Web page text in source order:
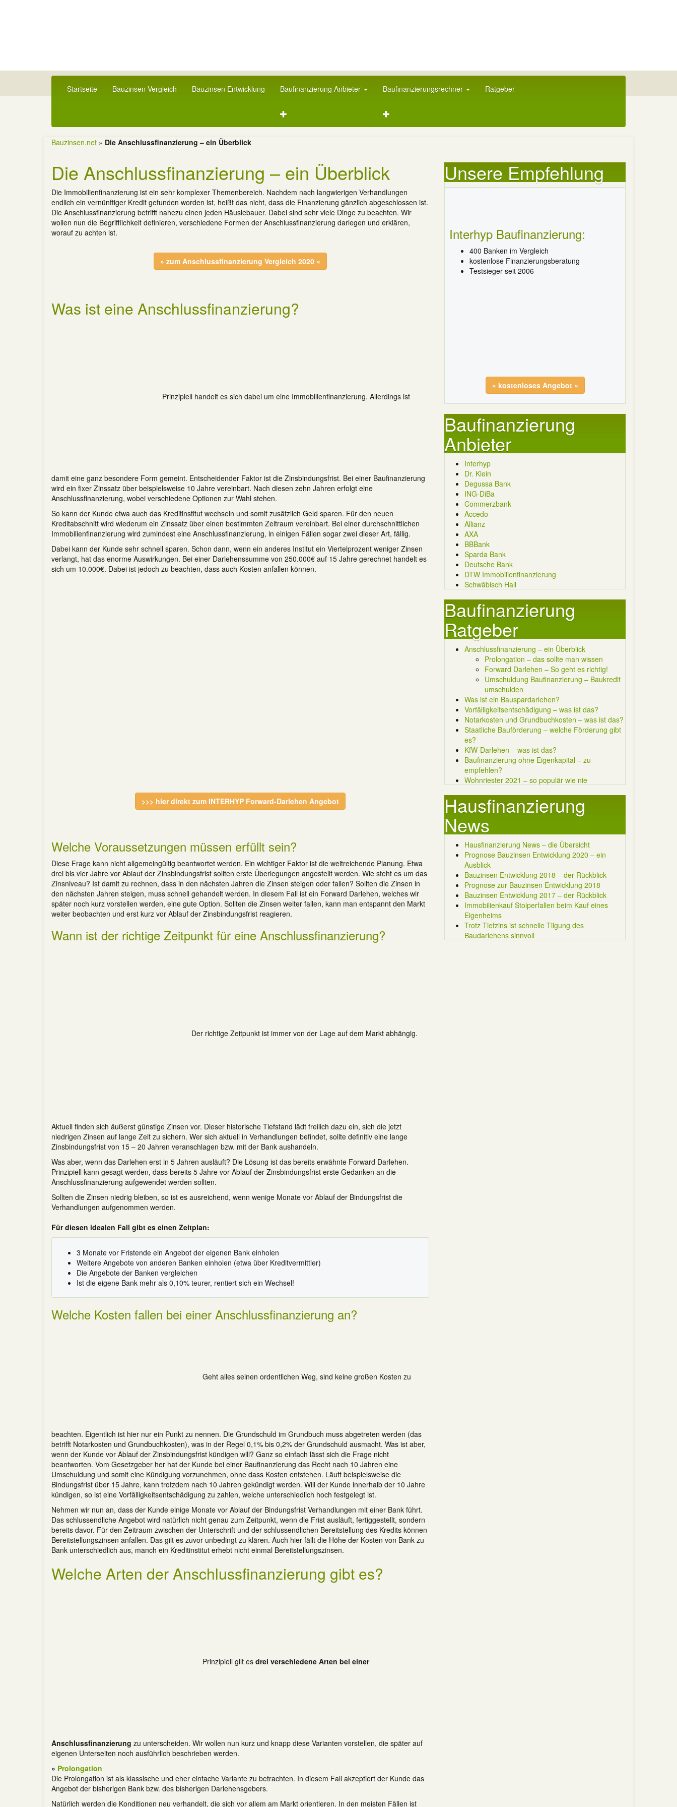
Startseite Bauzinsen Vergleich Bauzinsen Entwicklung Baufinanzierung Anbieter Baufinanzierungsrechner Ratgeber
Bauzinsen.net » Die Anschlussfinanzierung – ein Überblick
Die Anschlussfinanzierung – ein Überblick
Die Immobilienfinanzierung ist ein sehr komplexer Themenbereich. Nachdem nach langwierigen Verhandlungen
endlich ein vernünftiger Kredit gefunden worden ist, heißt das nicht, dass die Finanzierung gänzlich abgeschlossen ist.
Die Anschlussfinanzierung betrifft nahezu einen jeden Häuslebauer. Dabei sind sehr viele Dinge zu beachten. Wir
wollen nun die Begrifflichkeit definieren, verschiedene Formen der Anschlussfinanzierung darlegen und erklären,
worauf zu achten ist.
» zum Anschlussfinanzierung Vergleich 2020 «
Was ist eine Anschlussfinanzierung?
Prinzipiell handelt es sich dabei um eine Immobilienfinanzierung. Allerdings ist
damit eine ganz besondere Form gemeint. Entscheidender Faktor ist die Zinsbindungsfrist. Bei einer Baufinanzierung
wird ein fixer Zinssatz über beispielsweise 10 Jahre vereinbart. Nach diesen zehn Jahren erfolgt eine
Anschlussfinanzierung, wobei verschiedene Optionen zur Wahl stehen.
So kann der Kunde etwa auch das Kreditinstitut wechseln und somit zusätzlich Geld sparen. Für den neuen
Kreditabschnitt wird wiederum ein Zinssatz über einen bestimmten Zeitraum vereinbart. Bei einer durchschnittlichen
Immobilienfinanzierung wird zumindest eine Anschlussfinanzierung, in einigen Fällen sogar zwei dieser Art, fällig.
Dabei kann der Kunde sehr schnell sparen. Schon dann, wenn ein anderes Institut ein Viertelprozent weniger Zinsen
verlangt, hat das enorme Auswirkungen. Bei einer Darlehenssumme von 250.000€ auf 15 Jahre gerechnet handelt es
sich um 10.000€. Dabei ist jedoch zu beachten, dass auch Kosten anfallen können.
>>> hier direkt zum INTERHYP Forward-Darlehen Angebot
Welche Voraussetzungen müssen erfüllt sein?
Diese Frage kann nicht allgemeingültig beantwortet werden. Ein wichtiger Faktor ist die weitreichende Planung. Etwa
drei bis vier Jahre vor Ablauf der Zinsbindungsfrist sollten erste Überlegungen angestellt werden. Wie steht es um das
Zinsniveau? Ist damit zu rechnen, dass in den nächsten Jahren die Zinsen steigen oder fallen? Sollten die Zinsen in
den nächsten Jahren steigen, muss schnell gehandelt werden. In diesem Fall ist ein Forward Darlehen, welches wir
später noch kurz vorstellen werden, eine gute Option. Sollten die Zinsen weiter fallen, kann man entspannt den Markt
weiter beobachten und erst kurz vor Ablauf der Zinsbindungsfrist reagieren.
Wann ist der richtige Zeitpunkt für eine Anschlussfinanzierung?
Der richtige Zeitpunkt ist immer von der Lage auf dem Markt abhängig.
Aktuell finden sich äußerst günstige Zinsen vor. Dieser historische Tiefstand lädt freilich dazu ein, sich die jetzt
niedrigen Zinsen auf lange Zeit zu sichern. Wer sich aktuell in Verhandlungen befindet, sollte definitiv eine lange
Zinsbindungsfrist von 15 – 20 Jahren veranschlagen bzw. mit der Bank aushandeln.
Was aber, wenn das Darlehen erst in 5 Jahren ausläuft? Die Lösung ist das bereits erwähnte Forward Darlehen.
Prinzipiell kann gesagt werden, dass bereits 5 Jahre vor Ablauf der Zinsbindungsfrist erste Gedanken an die
Anschlussfinanzierung aufgewendet werden sollten.
Sollten die Zinsen niedrig bleiben, so ist es ausreichend, wenn wenige Monate vor Ablauf der Bindungsfrist die
Verhandlungen aufgenommen werden.
Für diesen idealen Fall gibt es einen Zeitplan:
3 Monate vor Fristende ein Angebot der eigenen Bank einholen
Weitere Angebote von anderen Banken einholen (etwa über Kreditvermittler)
Die Angebote der Banken vergleichen
Ist die eigene Bank mehr als 0,10% teurer, rentiert sich ein Wechsel!
Welche Kosten fallen bei einer Anschlussfinanzierung an?
Geht alles seinen ordentlichen Weg, sind keine großen Kosten zu
beachten. Eigentlich ist hier nur ein Punkt zu nennen. Die Grundschuld im Grundbuch muss abgetreten werden (das
betrifft Notarkosten und Grundbuchkosten), was in der Regel 0,1% bis 0,2% der Grundschuld ausmacht. Was ist aber,
wenn der Kunde vor Ablauf der Zinsbindungsfrist kündigen will? Ganz so einfach lässt sich die Frage nicht
beantworten. Vom Gesetzgeber her hat der Kunde bei einer Baufinanzierung das Recht nach 10 Jahren eine
Umschuldung und somit eine Kündigung vorzunehmen, ohne dass Kosten entstehen. Läuft beispielsweise die
Bindungsfrist über 15 Jahre, kann trotzdem nach 10 Jahren gekündigt werden. Will der Kunde innerhalb der 10 Jahre
kündigen, so ist eine Vorfälligkeitsentschädigung zu zahlen, welche unterschiedlich hoch festgelegt ist.
Nehmen wir nun an, dass der Kunde einige Monate vor Ablauf der Bindungsfrist Verhandlungen mit einer Bank führt.
Das schlussendliche Angebot wird natürlich nicht genau zum Zeitpunkt, wenn die Frist ausläuft, fertiggestellt, sondern
bereits davor. Für den Zeitraum zwischen der Unterschrift und der schlussendlichen Bereitstellung des Kredits können
Bereitstellungszinsen anfallen. Das gilt es zuvor unbedingt zu klären. Auch hier fällt die Höhe der Kosten von Bank zu
Bank unterschiedlich aus, manch ein Kreditinstitut erhebt nicht einmal Bereitstellungszinsen.
Welche Arten der Anschlussfinanzierung gibt es?
Prinzipiell gilt es drei verschiedene Arten bei einer
Anschlussfinanzierung zu unterscheiden. Wir wollen nun kurz und knapp diese Varianten vorstellen, die später auf
eigenen Unterseiten noch ausführlich beschrieben werden.
» Prolongation
Die Prolongation ist als klassische und eher einfache Variante zu betrachten. In diesem Fall akzeptiert der Kunde das
Angebot der bisherigen Bank bzw. des bisherigen Darlehensgebers.
Natürlich werden die Konditionen neu verhandelt, die sich vor allem am Markt orientieren. In den meisten Fällen ist
Unsere Empfehlung
Interhyp Baufinanzierung:
400 Banken im Vergleich
kostenlose Finanzierungsberatung
Testsieger seit 2006
» kostenloses Angebot «
Baufinanzierung
Anbieter
Interhyp
Dr. Klein
Degussa Bank
ING-DiBa
Commerzbank
Accedo
Allianz
AXA
BBBank
Sparda Bank
Deutsche Bank
DTW Immobilienfinanzierung
Schwäbisch Hall
Baufinanzierung
Ratgeber
Anschlussfinanzierung – ein Überblick
Prolongation – das sollte man wissen
Forward Darlehen – So geht es richtig!
Umschuldung Baufinanzierung – Baukredit
umschulden
Was ist ein Bauspardarlehen?
Vorfälligkeitsentschädigung – was ist das?
Notarkosten und Grundbuchkosten – was ist das?
Staatliche Bauförderung – welche Förderung gibt
es?
KfW-Darlehen – was ist das?
Baufinanzierung ohne Eigenkapital – zu
empfehlen?
Wohnriester 2021 – so populär wie nie
Hausfinanzierung
News
Hausfinanzierung News – die Übersicht
Prognose Bauzinsen Entwicklung 2020 – ein
Ausblick
Bauzinsen Entwicklung 2018 – der Rückblick
Prognose zur Bauzinsen Entwicklung 2018
Bauzinsen Entwicklung 2017 – der Rückblick
Immobilienkauf Stolperfallen beim Kauf eines
Eigenheims
Trotz Tiefzins ist schnelle Tilgung des
Baudarlehens sinnvoll